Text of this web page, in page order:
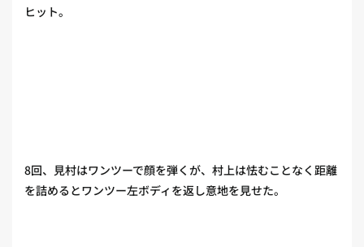
ヒット。
8回、見村はワンツーで顔を弾くが、村上は怯むことなく距離
を詰めるとワンツー左ボディを返し意地を見せた。